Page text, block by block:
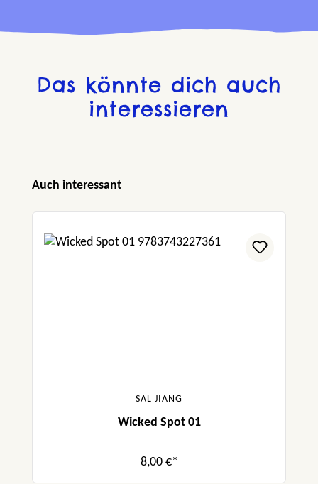
Das könnte dich auch
interessieren
Produktgalerie überspringen
Auch interessant
SAL JIANG
Wicked Spot 01
8,00 €*